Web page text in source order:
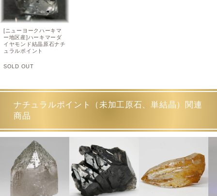
[ニューヨークハーキマ
ー地区産]ハーキマーダ
イヤモンド結晶原石ナチ
ュラルポイント
SOLD OUT
ナチュラルポイント（未加工原石、単結晶）関連
商品